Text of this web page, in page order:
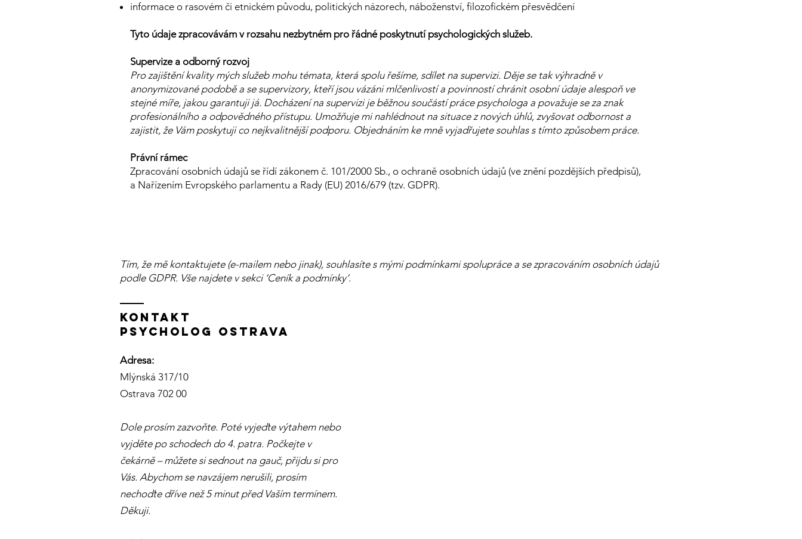
informace o rasovém či etnickém původu, politických názorech, náboženství, filozofickém přesvědčení
Tyto údaje zpracovávám v rozsahu nezbytném pro řádné poskytnutí psychologických služeb.
Supervize a odborný rozvoj
Pro zajištění kvality mých služeb mohu témata, která spolu řešíme, sdílet na supervizi. Děje se tak výhradně v
anonymizované podobě a se supervizory, kteří jsou vázáni mlčenlivostí a povinností chránit osobní údaje alespoň ve
stejné míře, jakou garantuji já. Docházení na supervizi je běžnou součástí práce psychologa a považuje se za znak
profesionálního a odpovědného přístupu. Umožňuje mi nahlédnout na situace z nových úhlů, zvyšovat odbornost a
zajistit, že Vám poskytuji co nejkvalitnější podporu. Objednáním ke mně vyjadřujete souhlas s tímto způsobem práce.
Právní rámec
Zpracování osobních údajů se řídí zákonem č. 101/2000 Sb., o ochraně osobních údajů (ve znění pozdějších předpisů),
a Nařízením Evropského parlamentu a Rady (EU) 2016/679 (tzv. GDPR).
Tím, že mě kontaktujete (e-mailem nebo jinak), souhlasíte s mými podmínkami spolupráce a se zpracováním osobních údajů
podle GDPR. Vše najdete v sekci ‘Ceník a podmínky’.
KOntakt
PSYCHOLOG OSTRAVA
Adresa:
Mlýnská 317/10
Ostrava 702 00
Dole prosím zazvoňte. Poté vyjeďte výtahem nebo
vyjděte po schodech do 4. patra. Počkejte v
čekárně – můžete si sednout na gauč, přijdu si pro
Vás. Abychom se navzájem nerušili, prosím
nechoďte dříve než 5 minut před Vaším termínem.
Děkuji.